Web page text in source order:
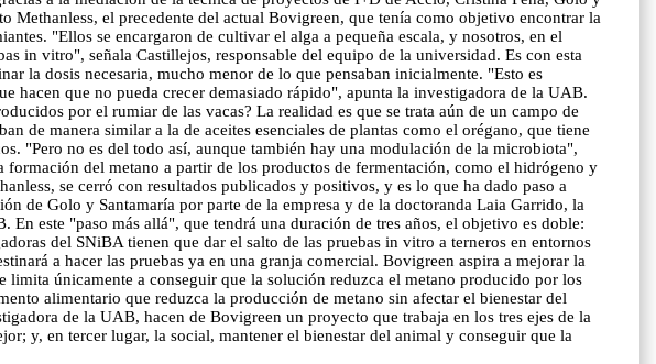
Methanless, el precedente del actual Bovigreen, que tenía como objetivo encontrar la
"Ellos se encargaron de cultivar el alga a pequeña escala, y nosotros, en el
in vitro", señala Castillejos, responsable del equipo de la universidad. Es con esta
la dosis necesaria, mucho menor de lo que pensaban inicialmente. "Esto es
hacen que no pueda crecer demasiado rápido", apunta la investigadora de la UAB.
por el rumiar de las vacas? La realidad es que se trata aún de un campo de
de manera similar a la de aceites esenciales de plantas como el orégano, que tiene
"Pero no es del todo así, aunque también hay una modulación de la microbiota",
del metano a partir de los productos de fermentación, como el hidrógeno y
se cerró con resultados publicados y positivos, y es lo que ha dado paso a
de Golo y Santamaría por parte de la empresa y de la doctoranda Laia Garrido, la
este "paso más allá", que tendrá una duración de tres años, el objetivo es doble:
del SNiBA tienen que dar el salto de las pruebas in vitro a terneros en entornos
a hacer las pruebas ya en una granja comercial. Bovigreen aspira a mejorar la
únicamente a conseguir que la solución reduzca el metano producido por los
alimentario que reduzca la producción de metano sin afectar el bienestar del
de la UAB, hacen de Bovigreen un proyecto que trabaja en los tres ejes de la
y, en tercer lugar, la social, mantener el bienestar del animal y conseguir que la